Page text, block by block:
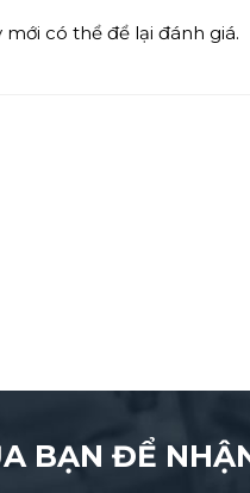
có thể để lại đánh giá.
BẠN ĐỂ